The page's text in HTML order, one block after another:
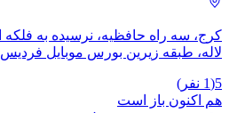
لاله، طبقه زیرین بورس موبایل فردیس
5
(
1 نفر)
هم اکنون باز است